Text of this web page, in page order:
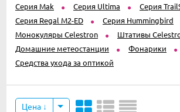
Серия Mak
Серия Ultima
Серия
Серия Regal M2-ED
Серия Hummingbird
Монокуляры Celestron
Штативы
Домашние метеостанции
Фонарики
Средства ухода за оптикой
Цена